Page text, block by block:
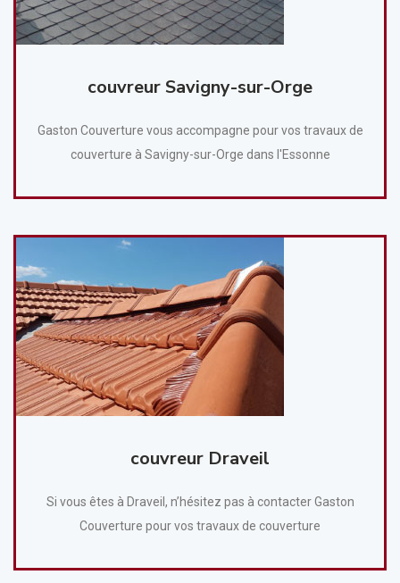
couvreur Savigny-sur-Orge
Gaston Couverture vous accompagne pour vos travaux de
couverture à Savigny-sur-Orge dans l'Essonne
couvreur Draveil
Si vous êtes à Draveil, n’hésitez pas à contacter Gaston
Couverture pour vos travaux de couverture